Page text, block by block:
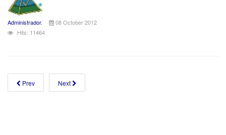
Administrador.
08 October 2012
Hits: 11464
Prev Next